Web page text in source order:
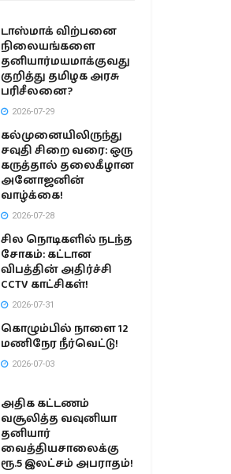
டாஸ்மாக் விற்பனை
நிலையங்களை
தனியார்மயமாக்குவது
குறித்து தமிழக அரசு
பரிசீலனை?
2026-07-29
கல்முனையிலிருந்து
சவுதி சிறை வரை: ஒரு
கருத்தால் தலைகீழான
அனோஜனின்
வாழ்க்கை!
2026-07-28
சில நொடிகளில் நடந்த
சோகம்: கட்டான
விபத்தின் அதிர்ச்சி
CCTV காட்சிகள்!
2026-07-31
கொழும்பில் நாளை 12
மணிநேர நீர்வெட்டு!
2026-07-03
அதிக கட்டணம்
வசூலித்த வவுனியா
தனியார்
வைத்தியசாலைக்கு
ரூ.5 இலட்சம் அபராதம்!